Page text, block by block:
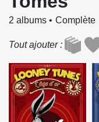
2 albums Complète
Tout ajouter